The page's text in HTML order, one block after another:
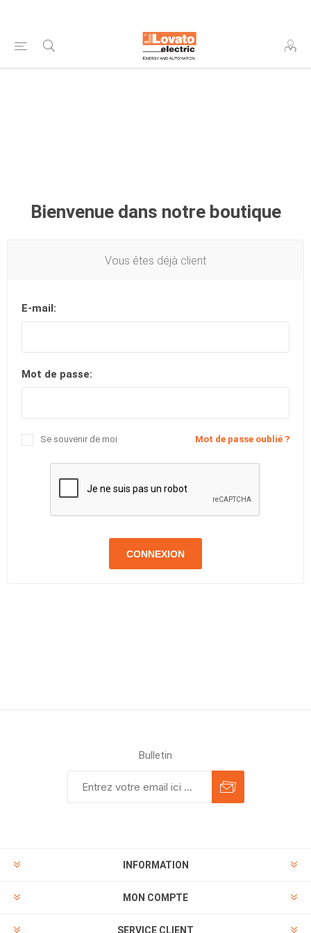
Bienvenue dans notre boutique
Vous êtes déjà client
E-mail:
Mot de passe:
Mot de passe oublié ?
Se souvenir de moi
CONNEXION
Bulletin
INFORMATION
MON COMPTE
SERVICE CLIENT